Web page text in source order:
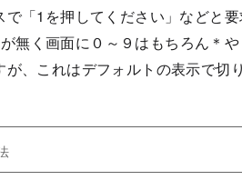
「1を押してください」などと
無く画面に０～９はもちろん＊
、これはデフォルトの表示で切